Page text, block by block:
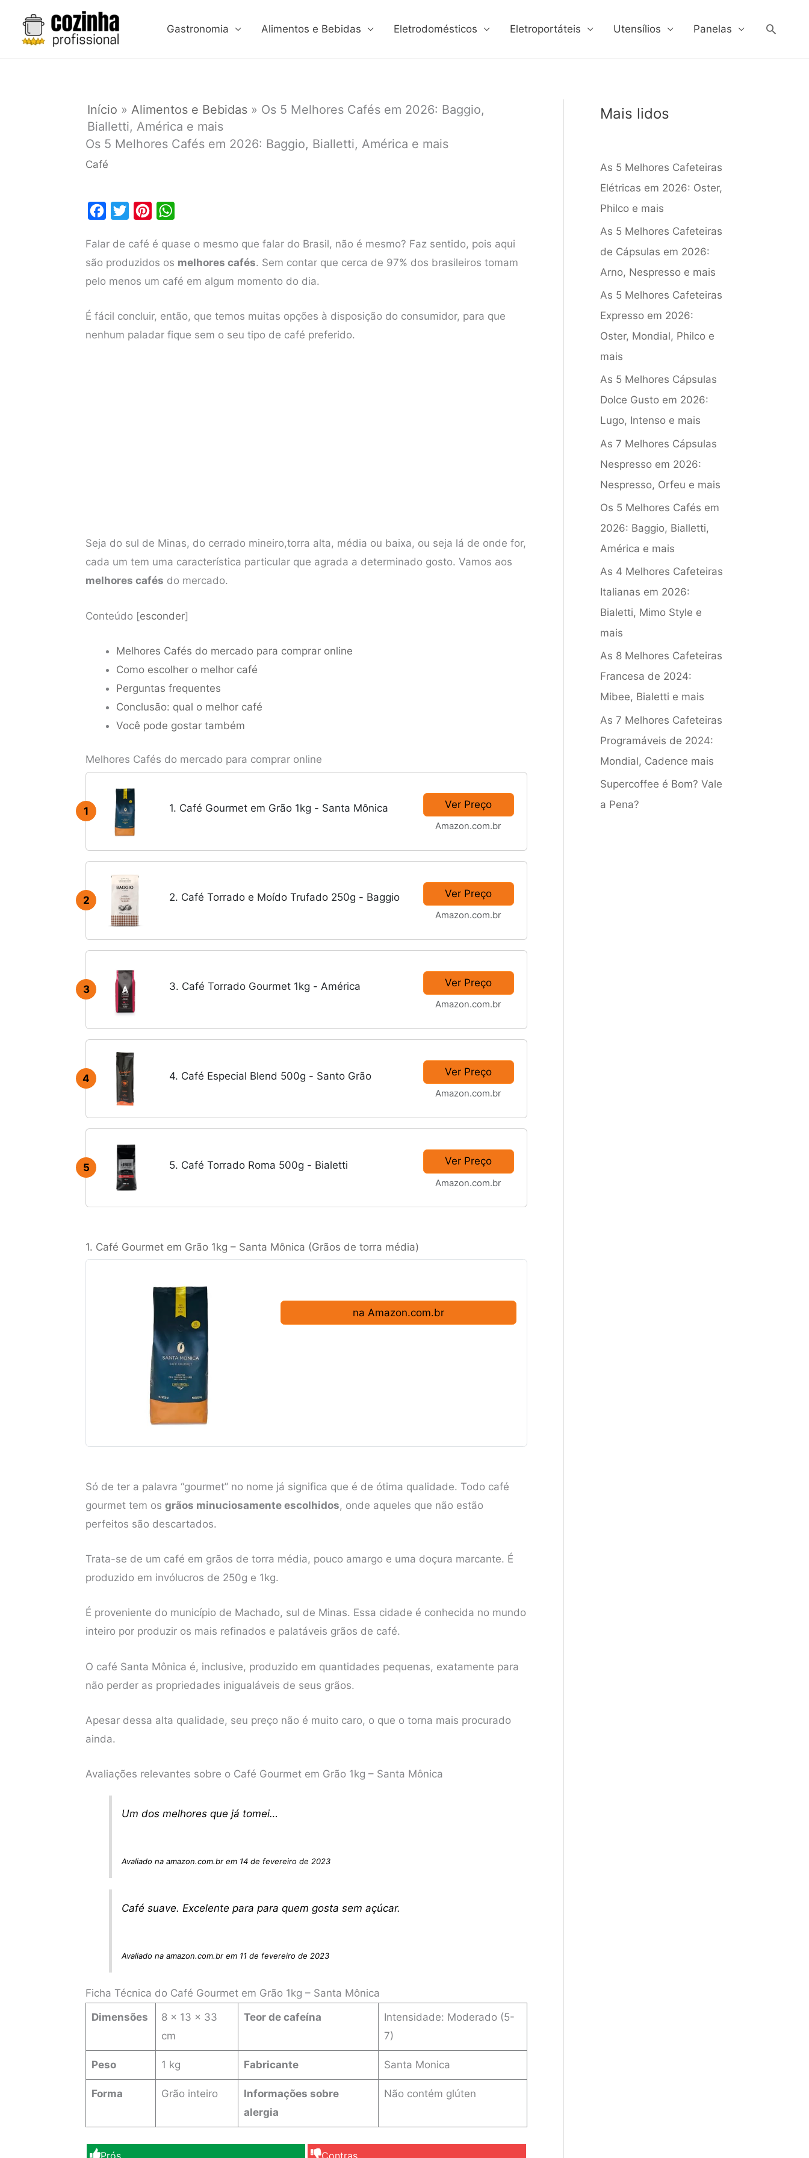
Gastronomia Alimentos e Bebidas Eletrodomésticos Eletroportáteis Utensílios Panelas
Início » Alimentos e Bebidas » Os 5 Melhores Cafés em 2026: Baggio,
Bialletti, América e mais
Os 5 Melhores Cafés em 2026: Baggio, Bialletti, América e mais
Café
c
e
b
o
k
i
t
t
r
n
t
e
e
s
a
s
p
p
Falar de café é quase o mesmo que falar do Brasil, não é mesmo? Faz sentido, pois aqui
são produzidos os melhores cafés. Sem contar que cerca de 97% dos brasileiros tomam
pelo menos um café em algum momento do dia.
É fácil concluir, então, que temos muitas opções à disposição do consumidor, para que
nenhum paladar fique sem o seu tipo de café preferido.
Seja do sul de Minas, do cerrado mineiro,torra alta, média ou baixa, ou seja lá de onde for,
cada um tem uma característica particular que agrada a determinado gosto. Vamos aos
melhores cafés do mercado.
Conteúdo [esconder]
Melhores Cafés do mercado para comprar online
Como escolher o melhor café
Perguntas frequentes
Conclusão: qual o melhor café
Você pode gostar também
Melhores Cafés do mercado para comprar online
1 1. Café Gourmet em Grão 1kg - Santa Mônica Ver Preço
Amazon.com.br
2 2. Café Torrado e Moído Trufado 250g - Baggio Ver Preço
Amazon.com.br
3 3. Café Torrado Gourmet 1kg - América Ver Preço
Amazon.com.br
4 4. Café Especial Blend 500g - Santo Grão Ver Preço
Amazon.com.br
5 5. Café Torrado Roma 500g - Bialetti Ver Preço
Amazon.com.br
1. Café Gourmet em Grão 1kg – Santa Mônica (Grãos de torra média)
na Amazon.com.br
Só de ter a palavra “gourmet” no nome já significa que é de ótima qualidade. Todo café
gourmet tem os grãos minuciosamente escolhidos, onde aqueles que não estão
perfeitos são descartados.
Trata-se de um café em grãos de torra média, pouco amargo e uma doçura marcante. É
produzido em invólucros de 250g e 1kg.
É proveniente do município de Machado, sul de Minas. Essa cidade é conhecida no mundo
inteiro por produzir os mais refinados e palatáveis grãos de café.
O café Santa Mônica é, inclusive, produzido em quantidades pequenas, exatamente para
não perder as propriedades inigualáveis de seus grãos.
Apesar dessa alta qualidade, seu preço não é muito caro, o que o torna mais procurado
ainda.
Avaliações relevantes sobre o Café Gourmet em Grão 1kg – Santa Mônica
Um dos melhores que já tomei…
Avaliado na amazon.com.br em 14 de fevereiro de 2023
Café suave. Excelente para para quem gosta sem açúcar.
Avaliado na amazon.com.br em 11 de fevereiro de 2023
Ficha Técnica do Café Gourmet em Grão 1kg – Santa Mônica
Dimensões
‎8 x 13 x 33
cm
Teor de cafeína
‎Intensidade: Moderado (5-
7)
Peso 1 kg Fabricante ‎Santa Monica
Forma ‎Grão inteiro
Informações sobre
alergia
Não contém glúten
Prós Contras
Mais lidos
As 5 Melhores Cafeteiras
Elétricas em 2026: Oster,
Philco e mais
As 5 Melhores Cafeteiras
de Cápsulas em 2026:
Arno, Nespresso e mais
As 5 Melhores Cafeteiras
Expresso em 2026:
Oster, Mondial, Philco e
mais
As 5 Melhores Cápsulas
Dolce Gusto em 2026:
Lugo, Intenso e mais
As 7 Melhores Cápsulas
Nespresso em 2026:
Nespresso, Orfeu e mais
Os 5 Melhores Cafés em
2026: Baggio, Bialletti,
América e mais
As 4 Melhores Cafeteiras
Italianas em 2026:
Bialetti, Mimo Style e
mais
As 8 Melhores Cafeteiras
Francesa de 2024:
Mibee, Bialetti e mais
As 7 Melhores Cafeteiras
Programáveis de 2024:
Mondial, Cadence mais
Supercoffee é Bom? Vale
a Pena?